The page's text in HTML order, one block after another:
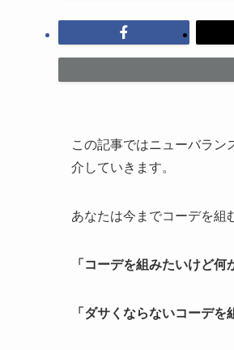
この記事ではニューバラン
介していきます。
あなたは今までコーデを組
「コーデを組みたいけど何
「ダサくならないコーデを